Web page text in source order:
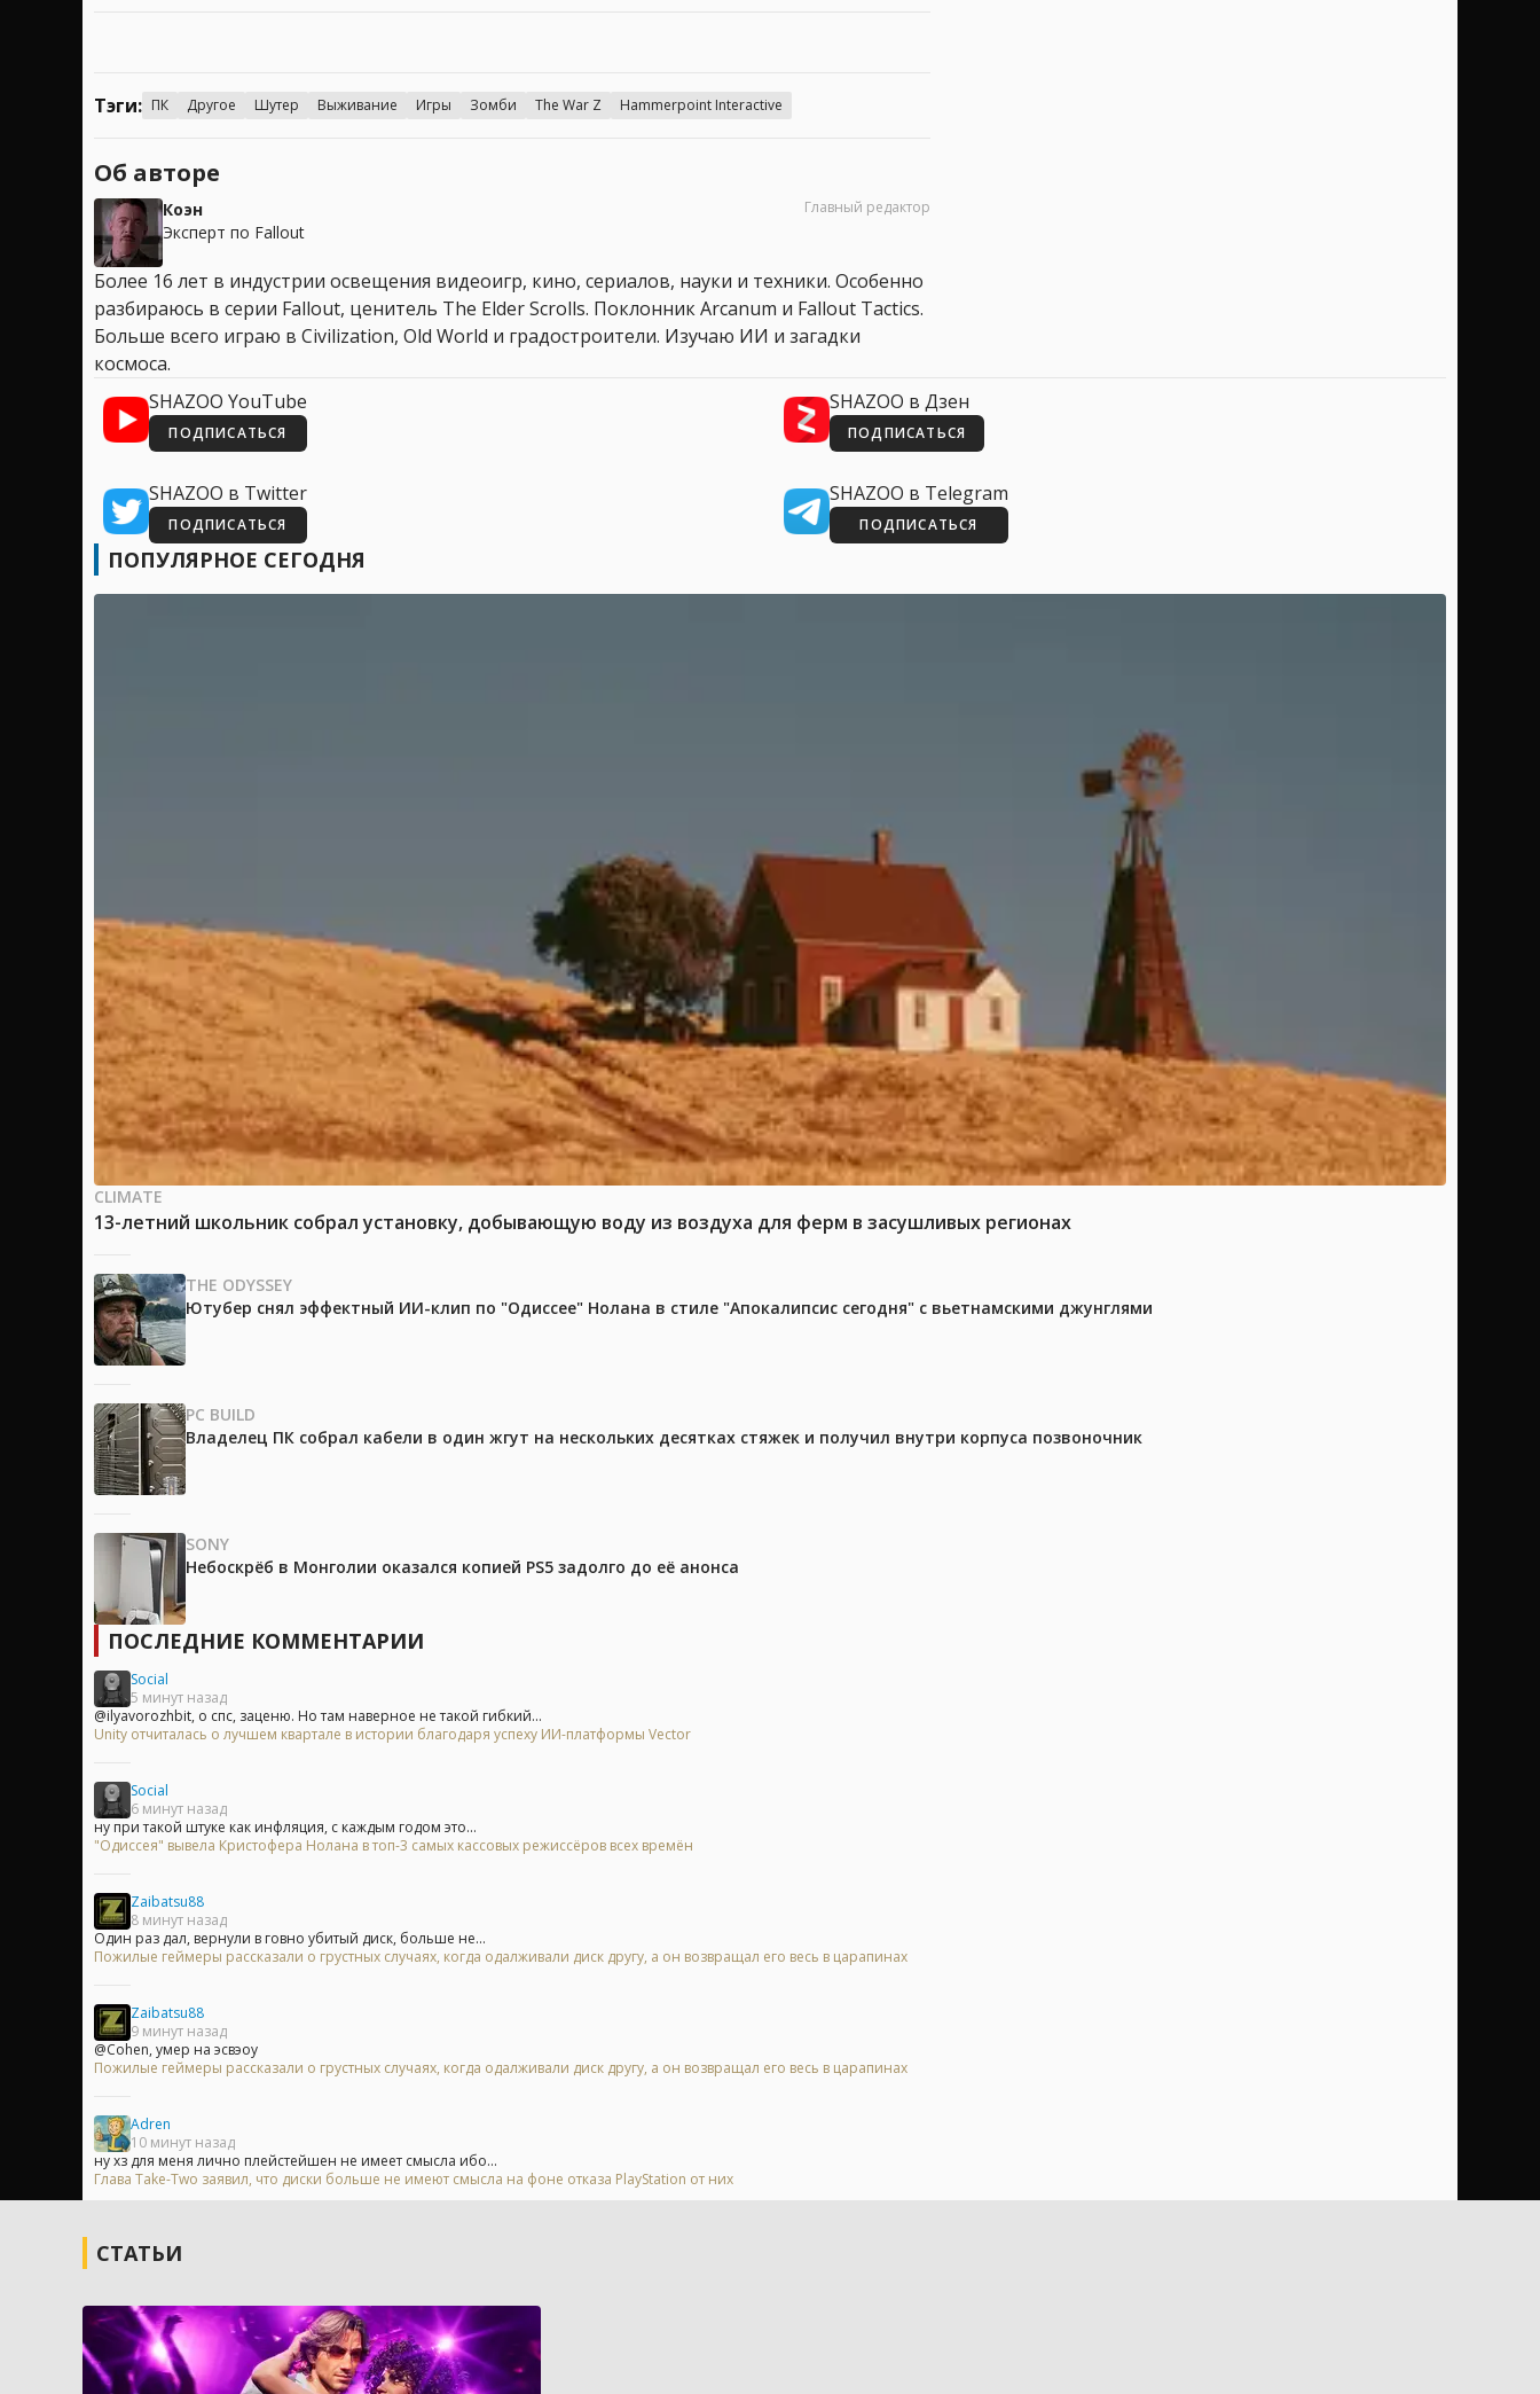
Тэги: ПК Другое Шутер Выживание Игры Зомби The War Z Hammerpoint Interactive
Об авторе
Коэн
Эксперт по Fallout
Главный редактор
Более 16 лет в индустрии освещения видеоигр, кино, сериалов, науки и техники. Особенно
разбираюсь в серии Fallout, ценитель The Elder Scrolls. Поклонник Arcanum и Fallout Tactics.
Больше всего играю в Civilization, Old World и градостроители. Изучаю ИИ и загадки
космоса.
SHAZOO YouTube
ПОДПИСАТЬСЯ
SHAZOO в Дзен
ПОДПИСАТЬСЯ
SHAZOO в Twitter
ПОДПИСАТЬСЯ
SHAZOO в Telegram
ПОДПИСАТЬСЯ
ПОПУЛЯРНОЕ СЕГОДНЯ
CLIMATE
13-летний школьник собрал установку, добывающую воду из воздуха для ферм в засушливых регионах
THE ODYSSEY
Ютубер снял эффектный ИИ-клип по "Одиссее" Нолана в стиле "Апокалипсис сегодня" с вьетнамскими джунглями
PC BUILD
Владелец ПК собрал кабели в один жгут на нескольких десятках стяжек и получил внутри корпуса позвоночник
SONY
Небоскрёб в Монголии оказался копией PS5 задолго до её анонса
ПОСЛЕДНИЕ КОММЕНТАРИИ
Social
5 минут назад
@ilyavorozhbit, о спс, заценю. Но там наверное не такой гибкий...
Unity отчиталась о лучшем квартале в истории благодаря успеху ИИ-платформы Vector
Social
6 минут назад
ну при такой штуке как инфляция, с каждым годом это...
"Одиссея" вывела Кристофера Нолана в топ-3 самых кассовых режиссёров всех времён
Zaibatsu88
8 минут назад
Один раз дал, вернули в говно убитый диск, больше не...
Пожилые геймеры рассказали о грустных случаях, когда одалживали диск другу, а он возвращал его весь в царапинах
Zaibatsu88
9 минут назад
@Cohen, умер на эсвэоу
Пожилые геймеры рассказали о грустных случаях, когда одалживали диск другу, а он возвращал его весь в царапинах
Adren
10 минут назад
ну хз для меня лично плейстейшен не имеет смысла ибо...
Глава Take-Two заявил, что диски больше не имеют смысла на фоне отказа PlayStation от них
СТАТЬИ